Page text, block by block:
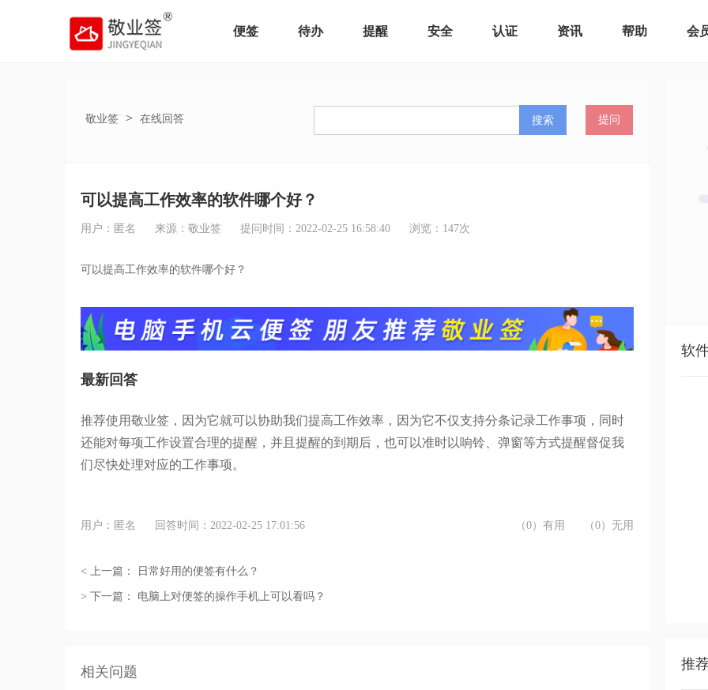
便签 待办 提醒 安全 认证 资讯 帮助 会
敬业签 > 在线回答 搜索 提问
可以提高工作效率的软件哪个好？
用户：匿名 来源：敬业签 提问时间：2022-02-25 16:58:40 浏览： 147次
可以提高工作效率的软件哪个好？
最新回答
推荐使用敬业签，因为它就可以协助我们提高工作效率，因为它不仅支持分条记录工作事项，同时
还能对每项工作设置合理的提醒，并且提醒的到期后，也可以准时以响铃、弹窗等方式提醒督促我
们尽快处理对应的工作事项。
用户：匿名 回答时间：2022-02-25 17:01:56 （0）有用 （0）无用
< 上一篇： 日常好用的便签有什么？
> 下一篇： 电脑上对便签的操作手机上可以看吗？
相关问题
软
推